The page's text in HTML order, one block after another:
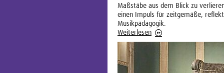
Maßstäbe aus dem Blick zu
einen Impuls für zeitgemäße,
Musikpädagogik.
Weiterlesen